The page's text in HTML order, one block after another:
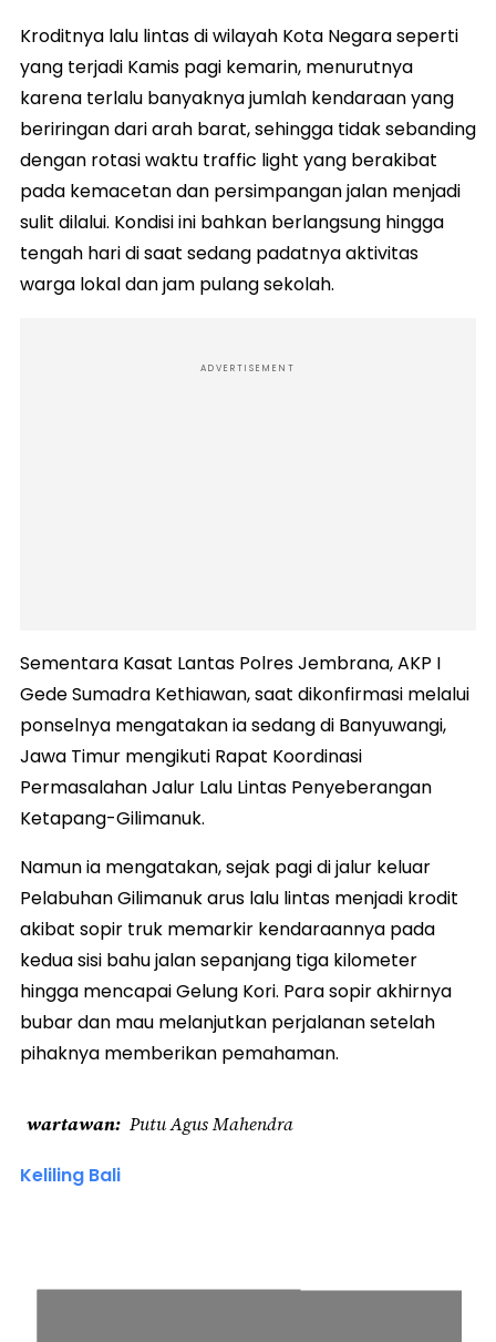
Kroditnya lalu lintas di wilayah Kota Negara seperti
yang terjadi Kamis pagi kemarin, menurutnya
karena terlalu banyaknya jumlah kendaraan yang
beriringan dari arah barat, sehingga tidak sebanding
dengan rotasi waktu traffic light yang berakibat
pada kemacetan dan persimpangan jalan menjadi
sulit dilalui. Kondisi ini bahkan berlangsung hingga
tengah hari di saat sedang padatnya aktivitas
warga lokal dan jam pulang sekolah.
ADVERTISEMENT
Sementara Kasat Lantas Polres Jembrana, AKP I
Gede Sumadra Kethiawan, saat dikonfirmasi melalui
ponselnya mengatakan ia sedang di Banyuwangi,
Jawa Timur mengikuti Rapat Koordinasi
Permasalahan Jalur Lalu Lintas Penyeberangan
Ketapang-Gilimanuk.
Namun ia mengatakan, sejak pagi di jalur keluar
Pelabuhan Gilimanuk arus lalu lintas menjadi krodit
akibat sopir truk memarkir kendaraannya pada
kedua sisi bahu jalan sepanjang tiga kilometer
hingga mencapai Gelung Kori. Para sopir akhirnya
bubar dan mau melanjutkan perjalanan setelah
pihaknya memberikan pemahaman.
wartawan Putu Agus Mahendra
Keliling Bali